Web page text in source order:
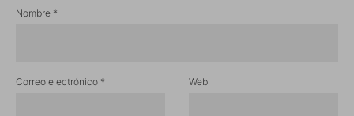
Nombre *
Correo electrónico * Web